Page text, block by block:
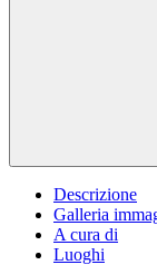
Descrizione
Galleria
A cura di
Luoghi